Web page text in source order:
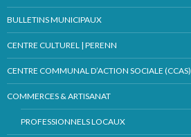
BULLETINS MUNICIPAUX
CENTRE CULTUREL | PERENN
CENTRE COMMUNAL D’ACTION SOCIALE (CCAS)
COMMERCES & ARTISANAT
PROFESSIONNELS LOCAUX